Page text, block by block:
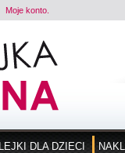
Moje konto.
DLA DZIECI